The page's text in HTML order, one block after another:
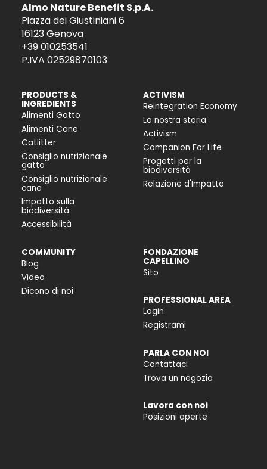
Almo Nature Benefit S.p.A.
Piazza dei Giustiniani 6
16123 Genova
+39 010253541
P.IVA 02529870103
PRODUCTS &
INGREDIENTS
Alimenti Gatto
Alimenti Cane
Catlitter
Consiglio nutrizionale
gatto
Consiglio nutrizionale
cane
Impatto sulla
biodiversità
Accessibilità
ACTIVISM
Reintegration Economy
La nostra storia
Activism
Companion For Life
Progetti per la
biodiversità
Relazione d'Impatto
COMMUNITY
Blog
Video
Dicono di noi
FONDAZIONE
CAPELLINO
Sito
PROFESSIONAL AREA
Login
Registrami
PARLA CON NOI
Contattaci
Trova un negozio
Lavora con noi
Posizioni aperte